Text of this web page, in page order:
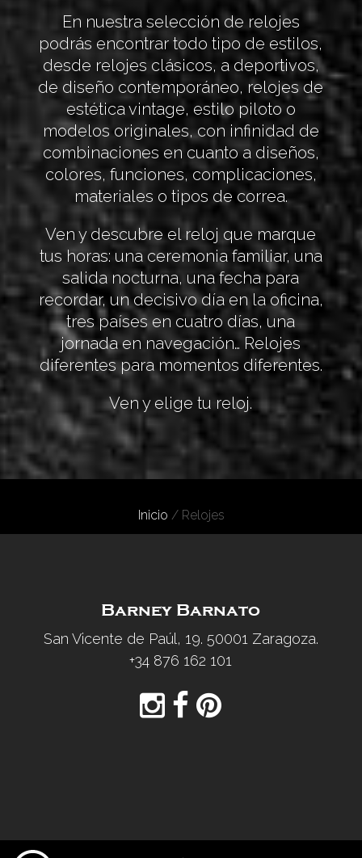
En nuestra selección de relojes
podrás encontrar todo tipo de estilos,
desde relojes clásicos, a deportivos,
de diseño contemporáneo, relojes de
estética vintage, estilo piloto o
modelos originales, con infinidad de
combinaciones en cuanto a diseños,
colores, funciones, complicaciones,
materiales o tipos de correa.
Ven y descubre el reloj que marque
tus horas: una ceremonia familiar, una
salida nocturna, una fecha para
recordar, un decisivo día en la oficina,
tres países en cuatro días, una
jornada en navegación… Relojes
diferentes para momentos diferentes.
Ven y elige tu reloj.
Inicio / Relojes
Barney Barnato
San Vicente de Paúl, 19. 50001 Zaragoza.
+34 876 162 101